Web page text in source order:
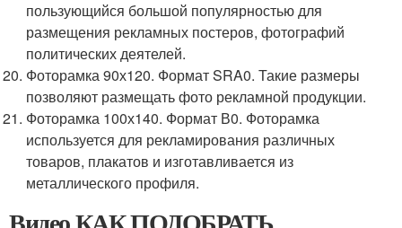
пользующийся большой популярностью для
размещения рекламных постеров, фотографий
политических деятелей.
Фоторамка 90х120. Формат SRA0. Такие размеры
позволяют размещать фото рекламной продукции.
Фоторамка 100х140. Формат В0. Фоторамка
используется для рекламирования различных
товаров, плакатов и изготавливается из
металлического профиля.